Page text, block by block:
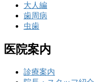
大人編
歯周病
虫歯
医院案内
診療案内